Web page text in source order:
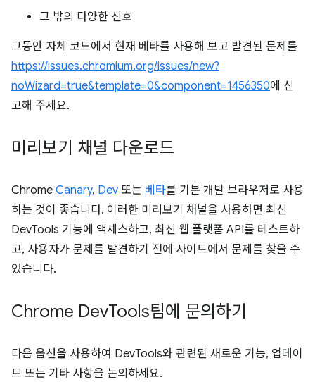
그 밖의 다양한 신호
그동안 자체 코드에서 현재 베타를 사용해 보고 발견된 문제를
https://issues.chromium.org/issues/new?
noWizard=true&template=0&component=1456350에 신
고해 주세요.
미리보기 채널 다운로드
Chrome Canary, Dev 또는 베타를 기본 개발 브라우저로 사용
하는 것이 좋습니다. 이러한 미리보기 채널을 사용하면 최신
DevTools 기능에 액세스하고, 최신 웹 플랫폼 API를 테스트하
고, 사용자가 문제를 발견하기 전에 사이트에서 문제를 찾을 수
있습니다.
Chrome DevTools팀에 문의하기
다음 옵션을 사용하여 DevTools와 관련된 새로운 기능, 업데이
트 또는 기타 사항을 논의하세요.